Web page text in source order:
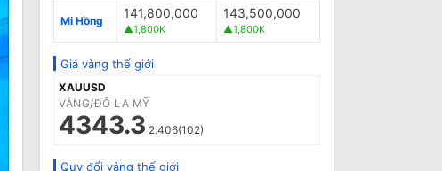
Mi Hồng
141,800,000
▲1,800K
143,500,000
▲1,800K
Giá vàng thế giới
XAUUSD
VÀNG/ĐÔ LA MỸ
4343.3 2.406(102)
Quy đổi vàng thế giới